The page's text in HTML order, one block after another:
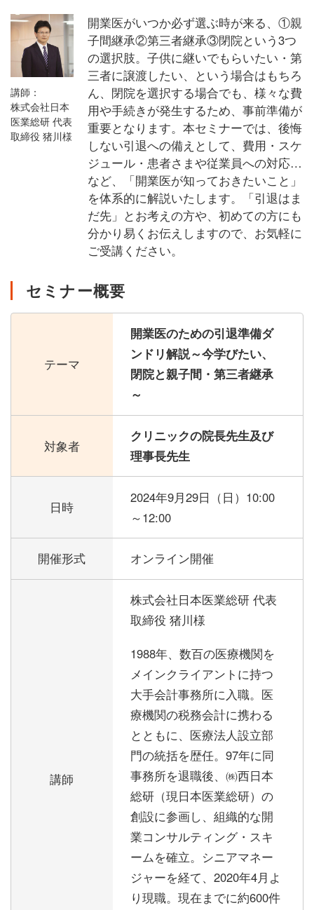
講師：
株式会社日本
医業総研 代表
取締役 猪川様
開業医がいつか必ず選ぶ時が来る、①親
子間継承②第三者継承③閉院という3つ
の選択肢。子供に継いでもらいたい・第
三者に譲渡したい、という場合はもちろ
ん、閉院を選択する場合でも、様々な費
用や手続きが発生するため、事前準備が
重要となります。本セミナーでは、後悔
しない引退への備えとして、費用・スケ
ジュール・患者さまや従業員への対応…
など、「開業医が知っておきたいこと」
を体系的に解説いたします。「引退はま
だ先」とお考えの方や、初めての方にも
分かり易くお伝えしますので、お気軽に
ご受講ください。
セミナー概要
テーマ
開業医のための引退準備ダ
ンドリ解説～今学びたい、
閉院と親子間・第三者継承
～
対象者
クリニックの院長先生及び
理事長先生
日時
2024年9月29日（日） 10:00
～12:00
開催形式 オンライン開催
講師
株式会社日本医業総研 代表
取締役 猪川様
1988年、数百の医療機関を
メインクライアントに持つ
大手会計事務所に入職。医
療機関の税務会計に携わる
とともに、医療法人設立部
門の統括を歴任。97年に同
事務所を退職後、㈱西日本
総研（現日本医業総研）の
創設に参画し、組織的な開
業コンサルティング・スキ
ームを確立。シニアマネー
ジャーを経て、2020年4月よ
り現職。現在までに約600件